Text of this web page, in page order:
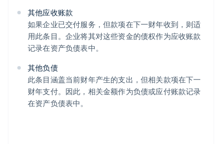
其他应收账款
如果企业已交付服务，但款项在下一财年收到，则适
用此条目。企业将其对这些资金的债权作为应收账款
记录在资产负债表中。
其他负债
此条目涵盖当前财年产生的支出，但相关款项在下一
财年支付。因此，相关金额作为负债或应付账款记录
在资产负债表中。